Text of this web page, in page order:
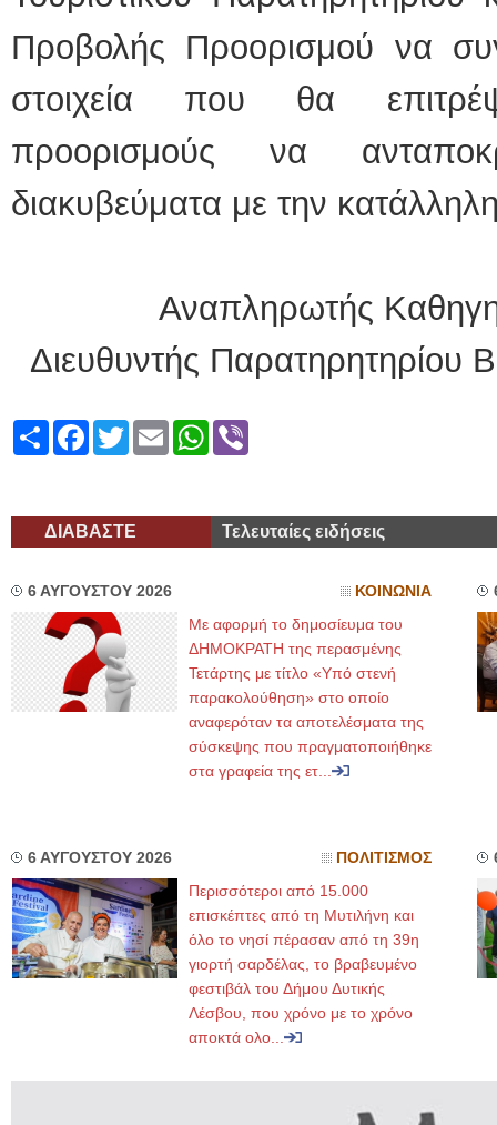
Προβολής Προορισμού να
στοιχεία που θα
προορισμούς να
διακυβεύματα με την
Αναπληρωτής
Διευθυντής Παρατηρητηρίου
ShareFacebook
TwitterEmailWhatsApp
ΔΙΑΒΑΣΤΕ Τελευταίες ειδήσεις
6 ΑΥΓΟΥΣΤΟΥ 2026 ΚΟΙΝΩΝΙΑ
Με αφορμή το δημοσίευμα του
ΔΗΜΟΚΡΑΤΗ της περασμένης
Τετάρτης με τίτλο «Υπό στενή
παρακολούθηση» στο οποίο
αναφερόταν τα αποτελέσματα της
σύσκεψης που πραγματοποιήθηκε
στα γραφεία της ετ...
6 ΑΥΓΟΥΣΤΟΥ 2026 ΠΟΛΙΤΙΣΜΟΣ
Περισσότεροι από 15.000
επισκέπτες από τη Μυτιλήνη και
όλο το νησί πέρασαν από τη 39η
γιορτή σαρδέλας, το βραβευμένο
φεστιβάλ του Δήμου Δυτικής
Λέσβου, που χρόνο με το χρόνο
αποκτά ολο...